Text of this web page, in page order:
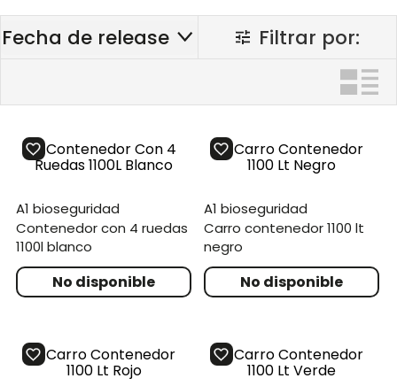
Fecha de release
a1 bioseguridad
contenedor con 4 ruedas
1100l blanco
a1 bioseguridad
carro contenedor 1100 lt
negro